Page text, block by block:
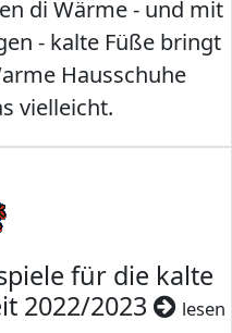
di Wärme - und mit
- kalte Füße bringt
Hausschuhe
vielleicht.
für die kalte
2022/2023
lesen